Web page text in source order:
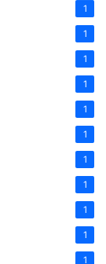
1
1
1
1
1
1
1
1
1
1
1